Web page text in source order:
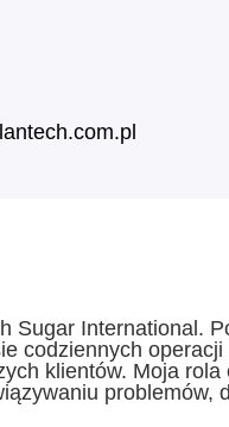
Sugar International.
codziennych
klientów. Moja rola
problemów,